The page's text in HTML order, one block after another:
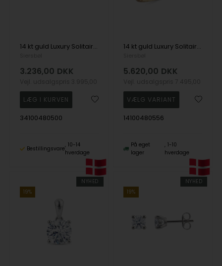
14 kt guld Luxury Solitaire ørestikkere med i alt 0,25 ct Labgrown diamant Top Wesselston VS2
3.236,00 DKK
34100480500
Bestillingsvare
10-14
hverdage
14 kt guld Luxury Solitaire ring med i alt 0,25 ct Labgrown diamant Top Wesselston VS2
5.620,00 DKK
14100480556
På eget
lager
1-10
hverdage
NYHED
19%
NYHED
19%